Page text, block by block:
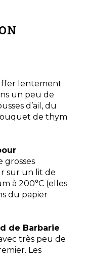
lentement
un peu de
d’ail, du
de thym
grosses
sur un lit de
à 200°C (elles
du papier
de Barbarie
très peu de
Les